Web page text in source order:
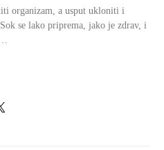
organizam, a usput ukloniti i
se lako priprema, jako je zdrav, i